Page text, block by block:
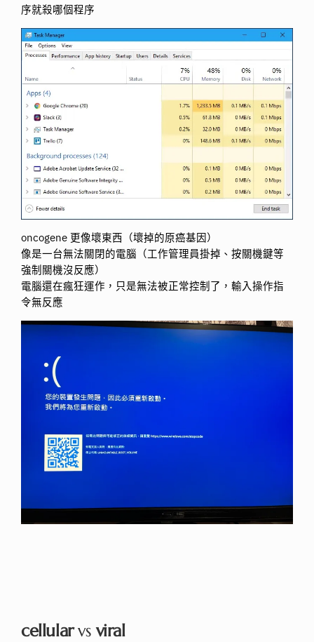
序就殺哪個程序
oncogene 更像壞東西（壞掉的原癌基因）
像是一台無法關閉的電腦（工作管理員掛掉、按關機鍵等
強制關機沒反應）
電腦還在瘋狂運作，只是無法被正常控制了，輸入操作指
令無反應
cellularvsviral